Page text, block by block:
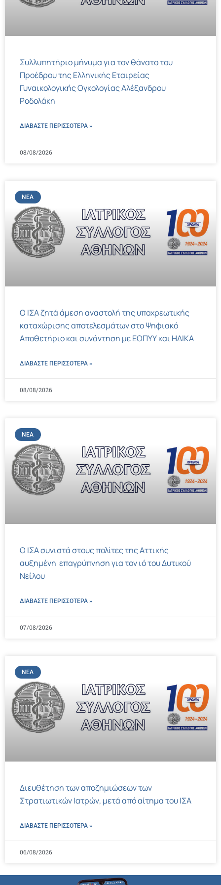
Συλλυπητήριο μήνυμα για τον θάνατο του
Προέδρου της Ελληνικής Εταιρείας
Γυναικολογικής Ογκολογίας Αλέξανδρου
Ροδολάκη
ΔΙΑΒΑΣΤΕ ΠΕΡΙΣΣΌΤΕΡΑ »
08/08/2026
ΝΈΑ
Ο ΙΣΑ ζητά άμεση αναστολή της υποχρεωτικής
καταχώρισης αποτελεσμάτων στο Ψηφιακό
Αποθετήριο και συνάντηση με ΕΟΠΥΥ και ΗΔΙΚΑ
ΔΙΑΒΑΣΤΕ ΠΕΡΙΣΣΌΤΕΡΑ »
08/08/2026
ΝΈΑ
Ο ΙΣΑ συνιστά στους πολίτες της Αττικής
αυξημένη επαγρύπνηση για τον ιό του Δυτικού
Νείλου
ΔΙΑΒΑΣΤΕ ΠΕΡΙΣΣΌΤΕΡΑ »
07/08/2026
ΝΈΑ
Διευθέτηση των αποζημιώσεων των
Στρατιωτικών Ιατρών, μετά από αίτημα του ΙΣΑ
ΔΙΑΒΑΣΤΕ ΠΕΡΙΣΣΌΤΕΡΑ »
06/08/2026